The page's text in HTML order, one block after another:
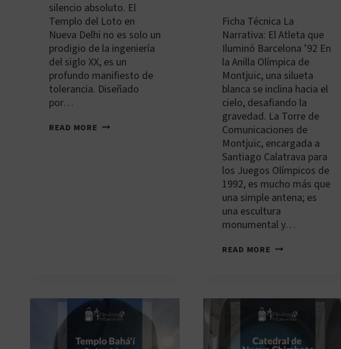
silencio absoluto. El
Templo del Loto en
Nueva Delhi no es solo un
prodigio de la ingeniería
del siglo XX, es un
profundo manifiesto de
tolerancia. Diseñado
por…
READ MORE IN-
Ficha Técnica La
Narrativa: El Atleta que
Iluminó Barcelona ’92 En
la Anilla Olímpica de
Montjuïc, una silueta
blanca se inclina hacia el
cielo, desafiando la
gravedad. La Torre de
Comunicaciones de
Montjuïc, encargada a
Santiago Calatrava para
los Juegos Olímpicos de
1992, es mucho más que
una simple antena; es
una escultura
monumental y…
READ MORE ES-
COMUNICACIONS
DE
MONTJUÏC
CALATRAVA)